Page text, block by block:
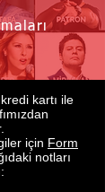
kartı ile
için Form
notları